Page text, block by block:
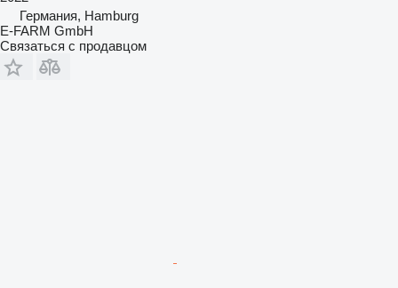
Германия, Hamburg
E-FARM GmbH
Связаться с продавцом